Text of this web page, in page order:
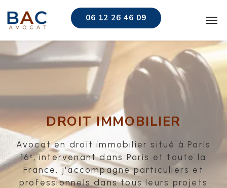
06 12 26 46 09
DROIT IMMOBILIER
Avocat en droit immobilier situé à Paris
16ᵉ, intervenant dans Paris et toute la
France, j'accompagne particuliers et
professionnels dans tous leurs projets